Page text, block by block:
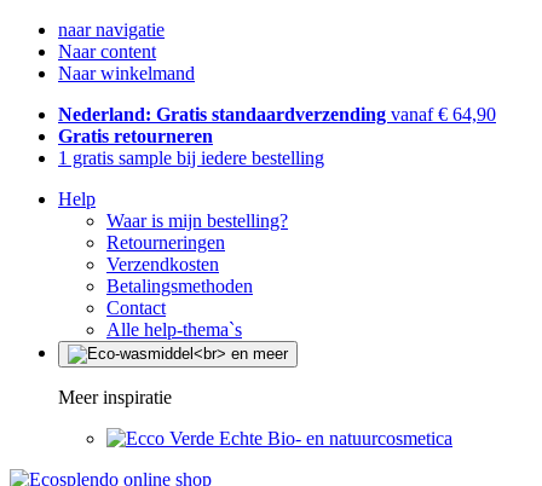
naar navigatie
Naar content
Naar winkelmand
Nederland: Gratis standaardverzending vanaf € 64,90
Gratis retourneren
1 gratis sample bij iedere bestelling
Help
Waar is mijn bestelling?
Retourneringen
Verzendkosten
Betalingsmethoden
Contact
Alle help-thema`s
Meer inspiratie
Echte Bio- en natuurcosmetica